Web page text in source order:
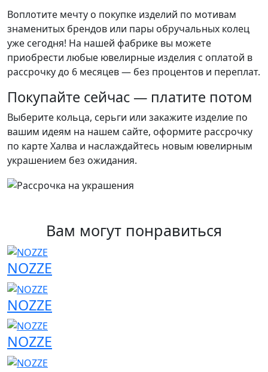
Воплотите мечту о покупке изделий по мотивам
знаменитых брендов или пары обручальных колец
уже сегодня! На нашей фабрике вы можете
приобрести любые ювелирные изделия с оплатой в
рассрочку до 6 месяцев — без процентов и переплат.
Покупайте сейчас — платите потом
Выберите кольца, серьги или закажите изделие по
вашим идеям на нашем сайте, оформите рассрочку
по карте Халва и наслаждайтесь новым ювелирным
украшением без ожидания.
Вам могут понравиться
NOZZE
NOZZE
NOZZE